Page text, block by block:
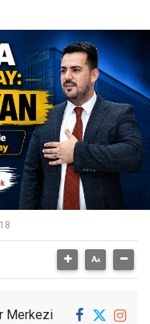
Merkezi